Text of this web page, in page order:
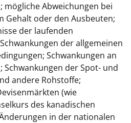
mögliche Abweichungen bei
Gehalt oder den Ausbeuten;
der laufenden
der allgemeinen
Schwankungen an
der Spot- und
andere Rohstoffe;
(wie
des kanadischen
in der nationalen